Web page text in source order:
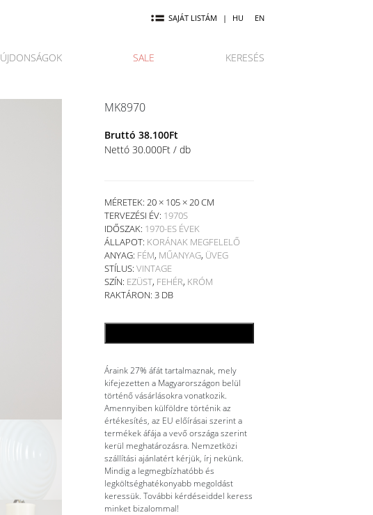
SAJÁT LISTÁM | HU EN
ÚJDONSÁGOK SALE KERESÉS
MK8970
Bruttó 38.100Ft
Nettó 30.000Ft / db
MÉRETEK: 20 × 105 × 20 CM
TERVEZÉSI ÉV: 1970S
IDŐSZAK: 1970-ES ÉVEK
ÁLLAPOT: KORÁNAK MEGFELELŐ
ANYAG: FÉM, MŰANYAG, ÜVEG
STÍLUS: VINTAGE
SZÍN: EZÜST, FEHÉR, KRÓM
RAKTÁRON: 3 DB
Áraink 27% áfát tartalmaznak, mely
kifejezetten a Magyarországon belül
történő vásárlásokra vonatkozik.
Amennyiben külföldre történik az
értékesítés, az EU előírásai szerint a
termékek áfája a vevő országa szerint
kerül meghatározásra. Nemzetközi
szállítási ajánlatért kérjük, írj nekünk.
Mindig a legmegbízhatóbb és
legköltséghatékonyabb megoldást
keressük. További kérdéseiddel keress
minket bizalommal!